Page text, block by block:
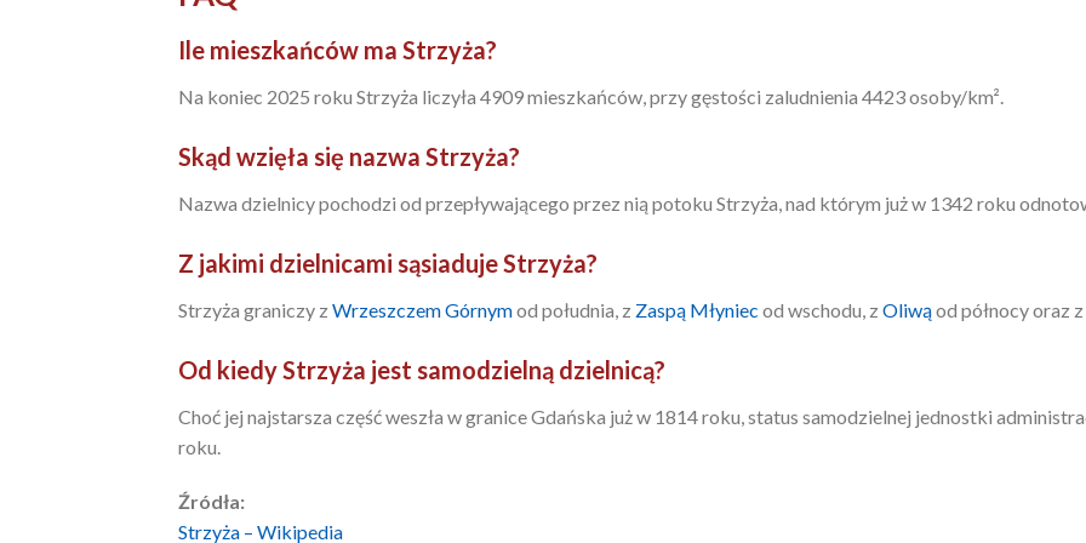
Ile mieszkańców ma Strzyża?
Na koniec 2025 roku Strzyża liczyła 4909 mieszkańców, przy gęstości zaludnienia 4423 osoby/km².
Skąd wzięła się nazwa Strzyża?
Nazwa dzielnicy pochodzi od przepływającego przez nią potoku Strzyża, nad którym już w 1342 roku
Z jakimi dzielnicami sąsiaduje Strzyża?
Strzyża graniczy z Wrzeszczem Górnymod południa, z Zaspą Młyniec od wschodu, z Oliwąod północy oraz
Od kiedy Strzyża jest samodzielną dzielnicą?
Choć jej najstarsza część weszła w granice Gdańska już w 1814 roku, status samodzielnej jednostki
roku.
Źródła:
Strzyża – Wikipedia